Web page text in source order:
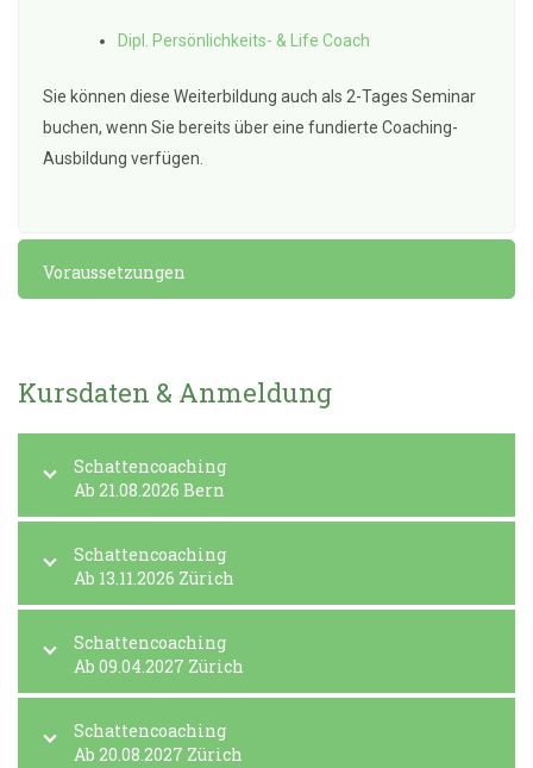
Dipl. Persönlichkeits- & Life Coach
Sie können diese Weiterbildung auch als 2-Tages Seminar
buchen, wenn Sie bereits über eine fundierte Coaching-
Ausbildung verfügen.
Voraussetzungen
Kursdaten & Anmeldung
Schattencoaching
Ab 21.08.2026 Bern
Schattencoaching
Ab 13.11.2026 Zürich
Schattencoaching
Ab 09.04.2027 Zürich
Schattencoaching
Ab 20.08.2027 Zürich